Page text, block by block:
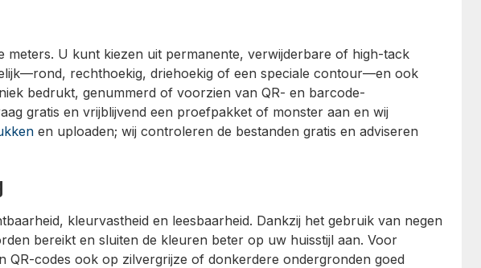
meters. U kunt kiezen uit permanente, verwijderbare of high-tack
rechthoekig, driehoekig of een speciale contour—en ook
bedrukt, genummerd of voorzien van QR- en barcode-
gratis en vrijblijvend een proefpakket of monster aan en wij
en uploaden; wij controleren de bestanden gratis en adviseren
kleurvastheid en leesbaarheid. Dankzij het gebruik van negen
bereikt en sluiten de kleuren beter op uw huisstijl aan. Voor
codes ook op zilvergrijze of donkerdere ondergronden goed